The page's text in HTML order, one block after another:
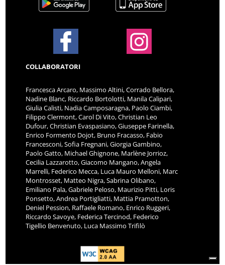
COLLABORATORI
Francesca Arcaro, Massimo Altini, Corrado Bellora,
Nadine Blanc, Riccardo Bortolotti, Manila Calipari,
Giulia Calisti, Nadia Camposaragna, Paolo Ciambi,
Filippo Clermont, Carol Di Vito, Christian Leo
Dufour, Christian Evaspasiano, Giuseppe Farinella,
Enrico Formento Dojot, Bruno Fracasso, Fabio
Francesconi, Sofia Fregnani, Giorgia Gambino,
Paolo Gatto, Michael Ghignone, Marlène Jorrioz,
Cecilia Lazzarotto, Giacomo Mangano, Angela
Marrelli, Federico Mecca, Luca Mauro Melloni, Marc
Montrosset, Matteo Nigra, Sabrina Olibano,
Emiliano Pala, Gabriele Peloso, Maurizio Pitti, Loris
Ponsetto, Andrea Portigliatti, Mattia Pramotton,
Deniel Pession, Raffaele Romano, Enrico Ruggeri,
Riccardo Savoye, Federica Tercinod, Federico
Tigellio Benvenuto, Luca Massimo Trifilò